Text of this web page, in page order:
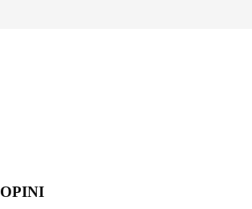
OPINI